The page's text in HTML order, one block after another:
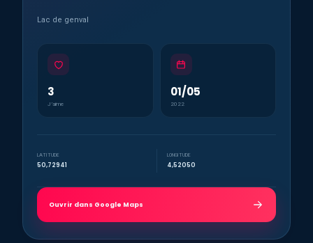
Lac de genval
3
J’aime
01/05
2022
LATITUDE
50,72941
LONGITUDE
4,52050
Ouvrir dans Google Maps